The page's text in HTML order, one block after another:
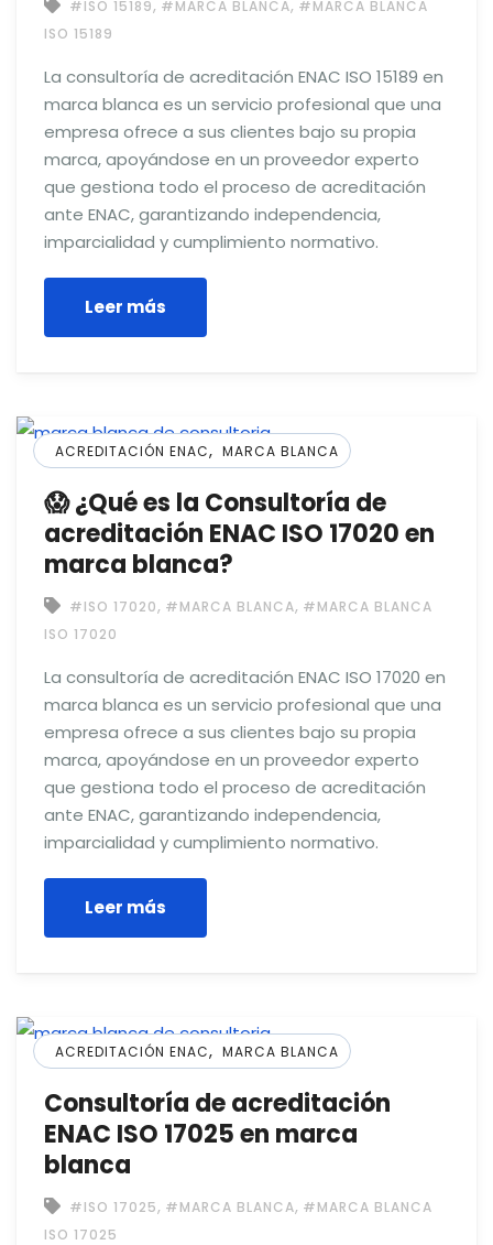
#ISO 15189 #MARCA BLANCA #MARCA BLANCA
ISO 15189
La consultoría de acreditación ENAC ISO 15189 en
marca blanca es un servicio profesional que una
empresa ofrece a sus clientes bajo su propia
marca, apoyándose en un proveedor experto
que gestiona todo el proceso de acreditación
ante ENAC, garantizando independencia,
imparcialidad y cumplimiento normativo.
Leer más
ACREDITACIÓN ENAC, MARCA BLANCA
😱 ¿Qué es la Consultoría de
acreditación ENAC ISO 17020 en
marca blanca?
#ISO 17020, #MARCA BLANCA, #MARCA BLANCA
ISO 17020
La consultoría de acreditación ENAC ISO 17020 en
marca blanca es un servicio profesional que una
empresa ofrece a sus clientes bajo su propia
marca, apoyándose en un proveedor experto
que gestiona todo el proceso de acreditación
ante ENAC, garantizando independencia,
imparcialidad y cumplimiento normativo.
Leer más
ACREDITACIÓN ENAC, MARCA BLANCA
Consultoría de acreditación
ENAC ISO 17025 en marca
blanca
#ISO 17025, #MARCA BLANCA, #MARCA BLANCA
ISO 17025